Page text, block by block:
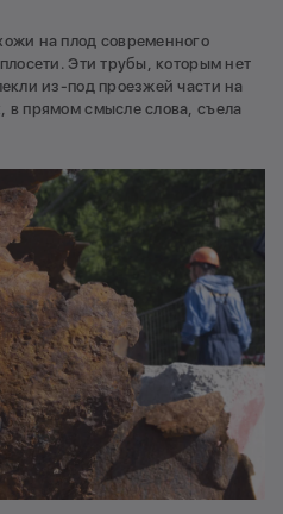
на плод современного
Эти трубы, которым нет
из-под проезжей части на
в прямом смысле слова, съела